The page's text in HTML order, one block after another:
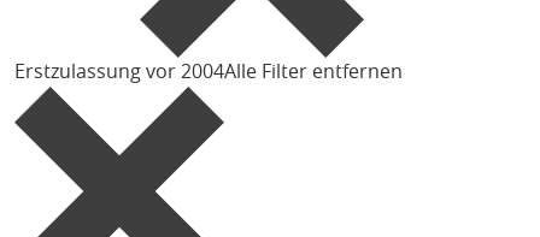
Erstzulassung vor 2004Alle Filter entfernen